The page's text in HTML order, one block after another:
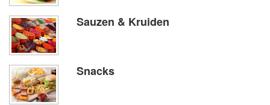
Sauzen & Kruiden
Snacks